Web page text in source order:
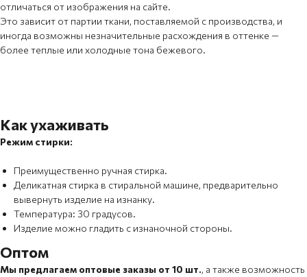
отличаться от изображения на сайте.
Это зависит от партии ткани, поставляемой с производства, и
иногда возможны незначительные расхождения в оттенке —
более теплые или холодные тона бежевого.
Как ухаживать
Режим стирки:
Преимущественно ручная стирка.
Деликатная стирка в стиральной машине, предварительно
вывернуть изделие на изнанку.
Температура: 30 градусов.
Изделие можно гладить с изнаночной стороны.
Оптом
Мы предлагаем оптовые заказы от 10 шт., а также возможность